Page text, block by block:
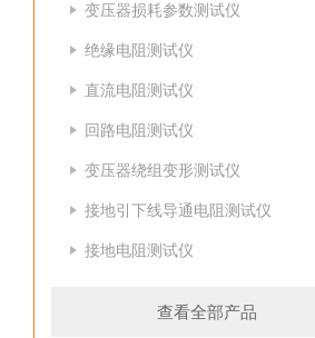
变压器损耗参数测试仪
绝缘电阻测试仪
直流电阻测试仪
回路电阻测试仪
变压器绕组变形测试仪
接地引下线导通电阻测试仪
接地电阻测试仪
查看全部产品